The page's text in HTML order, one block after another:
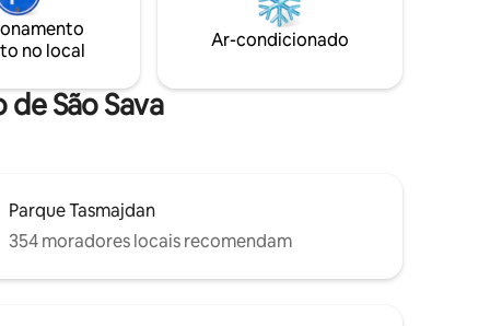
no local
Ar-condicionado
São Sava
Parque Tasmajdan
354 moradores locais recomendam